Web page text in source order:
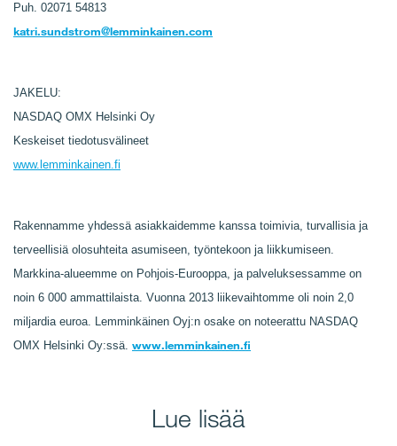
Puh. 02071 54813
katri.sundstrom@lemminkainen.com
JAKELU:
NASDAQ OMX Helsinki Oy
Keskeiset tiedotusvälineet
www.lemminkainen.fi
Rakennamme yhdessä asiakkaidemme kanssa toimivia, turvallisia ja
terveellisiä olosuhteita asumiseen, työntekoon ja liikkumiseen.
Markkina-alueemme on Pohjois-Eurooppa, ja palveluksessamme on
noin 6 000 ammattilaista. Vuonna 2013 liikevaihtomme oli noin 2,0
miljardia euroa. Lemminkäinen Oyj:n osake on noteerattu NASDAQ
OMX Helsinki Oy:ssä. www.lemminkainen.fi
Lue lisää